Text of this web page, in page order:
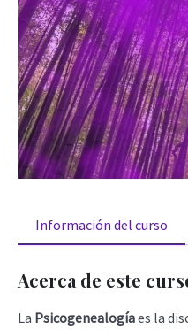
Información del curso
Acerca de este
La Psicogenealogíaes la